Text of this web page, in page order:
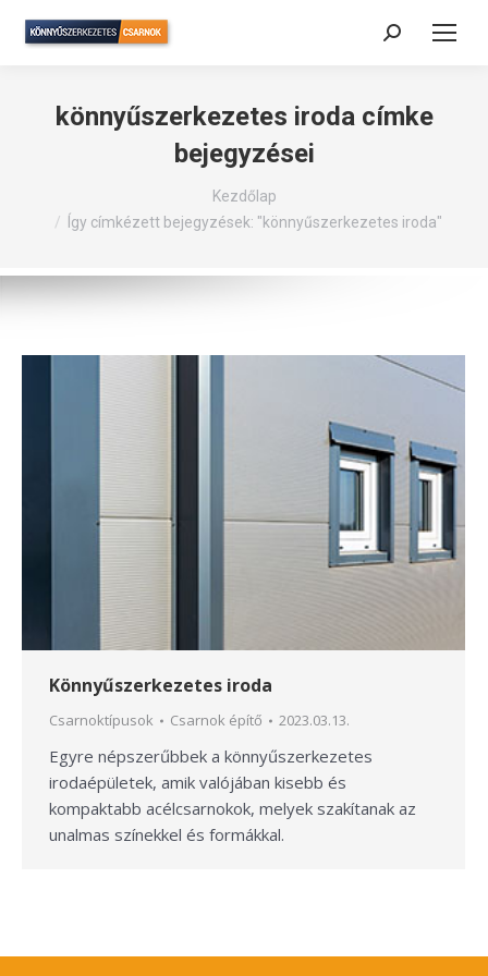
Search:
könnyűszerkezetes irodacímke
bejegyzései
Kezdőlap
Így címkézett bejegyzések: "könnyűszerkezetes iroda"
Könnyűszerkezetes iroda
Csarnoktípusok Csarnok építő 2023.03.13.
Egyre népszerűbbek a könnyűszerkezetes
irodaépületek, amik valójában kisebb és
kompaktabb acélcsarnokok, melyek szakítanak az
unalmas színekkel és formákkal.